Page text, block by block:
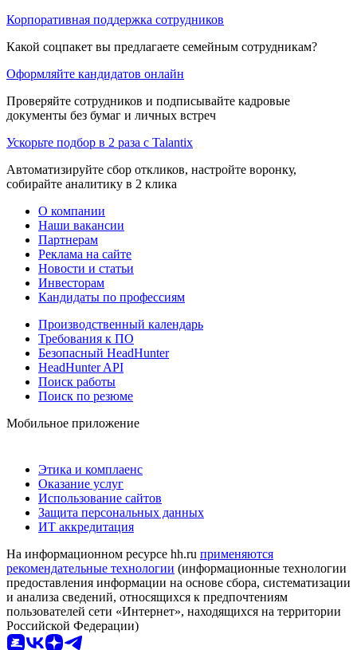
Корпоративная поддержка сотрудников
Какой соцпакет вы предлагаете семейным сотрудникам?
Оформляйте кандидатов онлайн
Проверяйте сотрудников и подписывайте кадровые
документы без бумаг и личных встреч
Ускорьте подбор в 2 раза с Talantix
Автоматизируйте сбор откликов, настройте воронку,
собирайте аналитику в 2 клика
О компании
Наши вакансии
Партнерам
Реклама на сайте
Новости и статьи
Инвесторам
Кандидаты по профессиям
Производственный календарь
Требования к ПО
Безопасный HeadHunter
HeadHunter API
Поиск работы
Поиск по резюме
Мобильное приложение
Этика и комплаенс
Оказание услуг
Использование сайтов
Защита персональных данных
ИТ аккредитация
На информационном ресурсе hh.ru применяются
рекомендательные технологии (информационные технологии
предоставления информации на основе сбора, систематизации
и анализа сведений, относящихся к предпочтениям
пользователей сети «Интернет», находящихся на территории
Российской Федерации)